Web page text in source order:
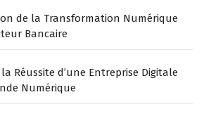
de la Transformation Numérique
Bancaire
la Réussite d’une Entreprise Digitale
Numérique